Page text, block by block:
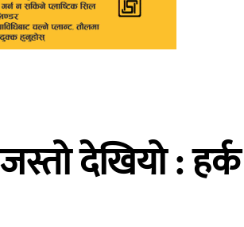
देखियो :